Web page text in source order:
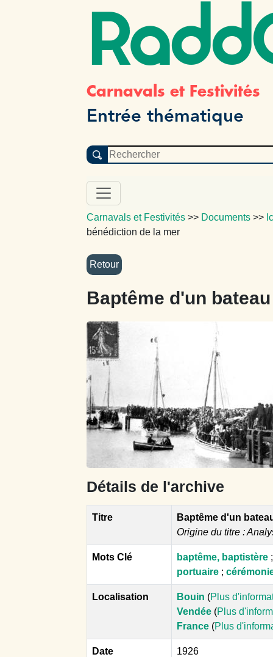
Carnavals et Festivités
Entrée thématique
Carnavals et Festivités >> Documents >>
bénédiction de la mer
Baptême d'un
Détails de l'archive
Titre
Baptême d'un
Origine du titre :
Mots Clé baptême, baptistère
portuaire ;
Localisation Bouin (Plus
Vendée (Plus
France (Plus
Date 1926